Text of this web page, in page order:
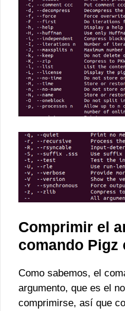
Comprimir el
comando Pigz
Como sabemos, el
argumento, que es el
comprimirse, así que